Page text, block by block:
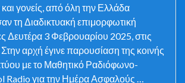
γονείς, από όλη την Ελλάδα
τη Διαδικτυακή επιμορφωτική
Δευτέρα 3 Φεβρουαρίου 2025, στις
αρχή έγινε παρουσίαση της κοινής
με το Μαθητικό Ραδιόφωνο-
Radio για την Ημέρα Ασφαλούς …